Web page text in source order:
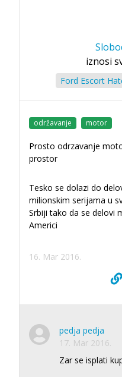
iznosi
Ford Escort
održavanje motor
Prosto odrzavanje
prostor
Tesko se dolazi do
milionskim serijama u
Srbiji tako da se delovi
Americi
16. Mar 2016.
pedja pedja
17. Mar 2016.
Zar se isplati